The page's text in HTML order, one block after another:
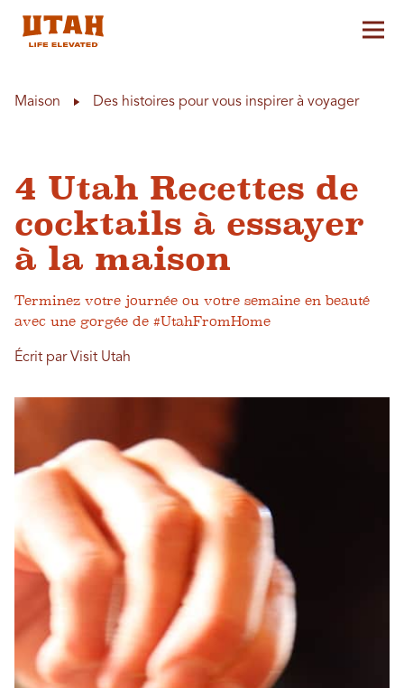
Maison Des histoires pour vous inspirer à voyager
4 Utah Recettes de
cocktails à essayer
à la maison
Terminez votre journée ou votre semaine en beauté
avec une gorgée de #UtahFromHome
Écrit par Visit Utah